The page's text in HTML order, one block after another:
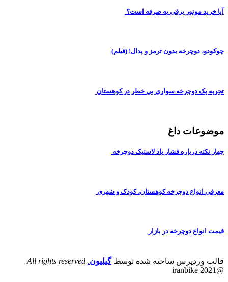
آیا خرید موتور برقی به صرفه است؟
چوکودو، دوچرخه بدون ترمز و پدال! (فیلم)
تجربه یک دوچرخه سواری بی خطر در کوهستان
موضوعات داغ
چهار نکته درباره فشار باد لاستیک دوچرخه
معرفی انواع دوچرخه کوهستان، کودک و شهری
قیمت انواع دوچرخه در بازار
قالب وردپرس ساخته شده توسطگیلیون.
All rights reserved
@iranbike 2021